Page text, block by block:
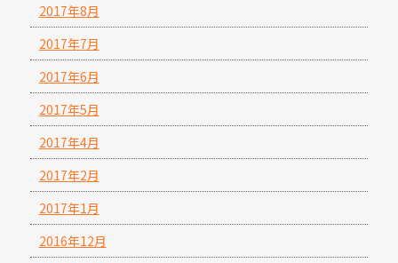
2017年8月
2017年7月
2017年6月
2017年5月
2017年4月
2017年2月
2017年1月
2016年12月